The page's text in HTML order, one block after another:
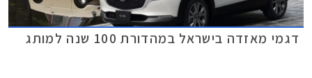
דגמי מאזדה בישראל במהדורת 100 שנה למותג